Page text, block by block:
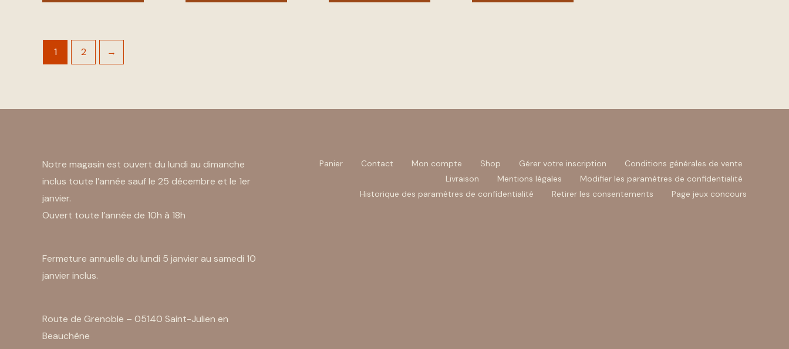
1 2 →
Notre magasin est ouvert du lundi au dimanche
inclus toute l’année sauf le 25 décembre et le 1er
janvier.
Ouvert toute l’année de 10h à 18h
Fermeture annuelle du lundi 5 janvier au samedi 10
janvier inclus.
Route de Grenoble – 05140 Saint-Julien en
Beauchêne
Panier Contact Mon compte Shop Gérer votre inscription
Conditions générales de vente
Livraison
Mentions légales
Modifier les paramètres de confidentialité
Historique des paramètres de confidentialité
Retirer les consentements Page jeux concours